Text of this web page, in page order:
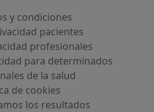
y condiciones
pacientes
profesionales
para determinados
de la salud
de cookies
los resultados